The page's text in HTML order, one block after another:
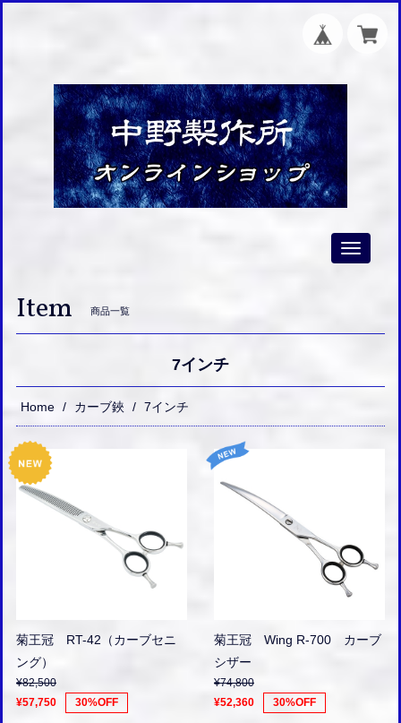
Toggle
Item 商品一覧
7インチ
Home カーブ鋏 7インチ
菊王冠 RT-42（カーブセニ
ング）
¥82,500
¥57,750
30%OFF
菊王冠 Wing R-700 カーブ
シザー
¥74,800
¥52,360
30%OFF